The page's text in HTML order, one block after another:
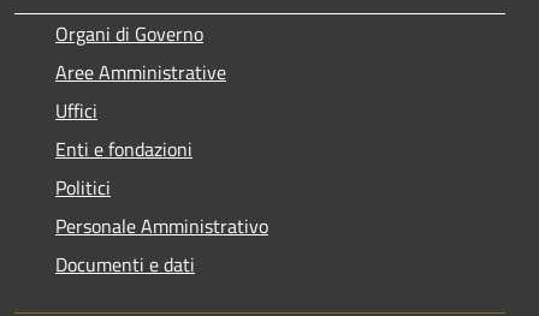
Organi di Governo
Aree Amministrative
Uffici
Enti e fondazioni
Politici
Personale Amministrativo
Documenti e dati